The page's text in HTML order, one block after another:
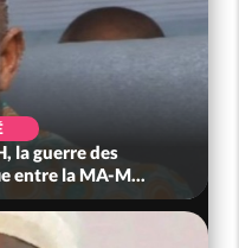
la guerre des
entre la MA-M...